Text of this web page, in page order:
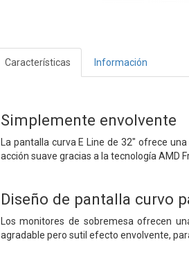
Características Información
Simplemente envolvente
La pantalla curva E Line de 32" ofrece
acción suave gracias a la tecnología AMD
Diseño de pantalla curvo
Los monitores de sobremesa ofrecen
agradable pero sutil efecto envolvente,